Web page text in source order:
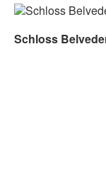
Schloss